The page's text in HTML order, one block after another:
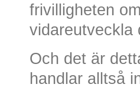
frivilligheten
vidareutveckla
Och det är
handlar alltså